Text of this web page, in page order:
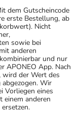
dem Gutscheincode
erste Bestellung, ab
Nicht
sowie bei
anderen
und nur
APONEO App. Nach
wird der Wert des
Wir
Vorliegen eines
einem anderen